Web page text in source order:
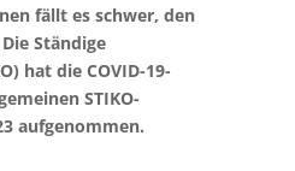
fällt es schwer, den
Ständige
hat die COVID-19-
STIKO-
aufgenommen.